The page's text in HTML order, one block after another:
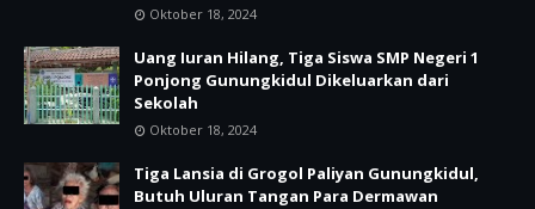
Oktober 18, 2024
Uang Iuran Hilang, Tiga Siswa SMP Negeri 1
Ponjong Gunungkidul Dikeluarkan dari
Sekolah
Oktober 18, 2024
Tiga Lansia di Grogol Paliyan Gunungkidul,
Butuh Uluran Tangan Para Dermawan